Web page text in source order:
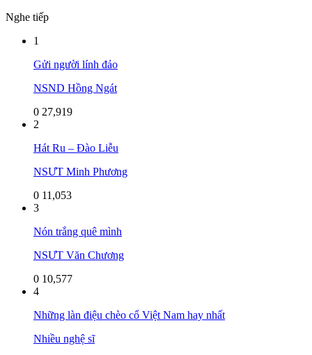
Nghe tiếp
1
Gửi người lính đảo
NSND Hồng Ngát
0 27,919
2
Hát Ru – Đào Liễu
NSƯT Minh Phương
0 11,053
3
Nón trắng quê mình
NSƯT Văn Chương
0 10,577
4
Những làn điệu chèo cổ Việt Nam hay nhất
Nhiều nghệ sĩ